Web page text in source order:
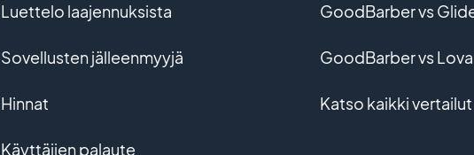
Luettelo laajennuksista
Sovellusten jälleenmyyjä
Hinnat
Käyttäjien palaute
GoodBarber vs
GoodBarber vs
Katso kaikki vertailut